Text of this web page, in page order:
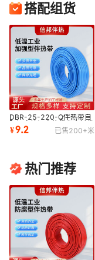
搭配组货
DBR-25-220-Q伴热带自
限温自控温电热带寿命长发
热均匀防冻 融雪
¥9.2 已售200+米
热门推荐